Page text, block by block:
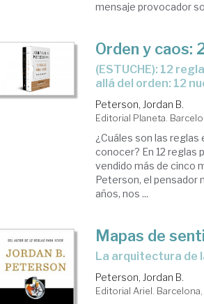
mensaje provocador
Orden y caos:
(ESTUCHE): 12 reglas para vivir: un antídoto al caos y Más
allá del orden: 12
Peterson, Jordan B.
Editorial Planeta.
¿Cuáles son las
conocer? En 12 reglas
vendido más de cinco
Peterson, el pensador
años, nos ...
Mapas de
La arquitectura de
Peterson, Jordan B.
Editorial Ariel.